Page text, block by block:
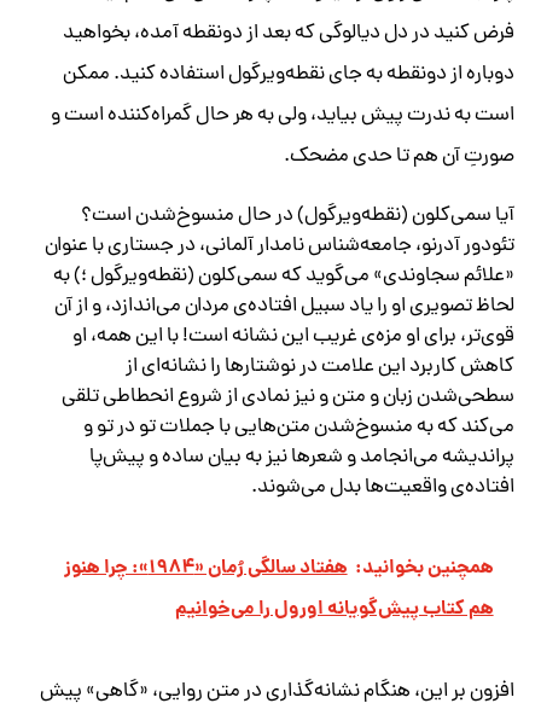
فرض کنید در دل دیالوگی که بعد از دونقطه آمده‌، بخواهید
دوباره از دونقطه به جای نقطه‌ویرگول استفاده کنید. ممکن
است به ندرت پیش بیاید، ولی به هر حال گمراه‌کننده است و
صورتِ آن هم تا حدی مضحک.
آیا سمی‌کلون (نقطه‌ویرگول) در حال منسوخ‌شدن است؟
تئودور آدرنو، جامعه‌شناس نامدار آلمانی، در جستاری با عنوان
«علائم سجاوندی» می‌گوید که سمی‌کلون (نقطه‌ویرگول ؛) به
لحاظ تصویری او را یاد سبیل افتاده‌ی مردان می‌اندازد، و از آن
قوی‌تر، برای او مزه‌ی غریب این نشانه است! با این همه، او
کاهش کاربرد این علامت در نوشتارها را نشانه‌ای از
سطحی‌شدن زبان و متن‌ و نیز نمادی از شروع انحطاطی تلقی
می‌کند که به منسوخ‌شدن متن‌هایی با جملات تو در تو و
پراندیشه می‌انجامد و شعرها نیز به بیان ساده و پیش‌پا
افتاده‌ی واقعیت‌ها بدل می‌شوند.
همچنین بخوانید:
هفتاد سالگی رُمان «۱۹۸۴»: چرا هنوز
هم کتاب پیش‌گویانه اورول را می‌خوانیم
افزون بر این، هنگام نشانه‌گذاری در متن روایی، «گاهی» پیش